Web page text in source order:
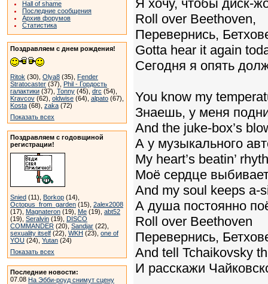
Hall of shame
Последние сообщения
Архив форумов
Статистика
Поздравляем с днем рождения!
Ritok (30), Olya8 (35), Fender
Stratocaster (37), Phil - Гордость
галактики (37), Tonny (45), drc (54),
Kravcov (62), oldwise (64), alpato (67),
Kosta (68), zaka (72)
Показать всех
Поздравляем с годовщиной
регистрации!
Snied (11), Borkop (14),
Octopus_from_garden (15), 2alex2008
(17), Magnateron (19), Me (19), abt52
(19), Seralvin (19), DISCO
COMMANDER (20), Sandjar (22),
sexuality itself (22), WKH (23), one of
YOU (24), Yutan (24)
Показать всех
Последние новости:
07.08 На Эбби-роуд снимут сцену
Я хочу, чтобы диск-
Roll over Beethoven,
Перевернись,
Gotta hear it again
Сегодня я опять
You know my
Знаешь, у меня
And the juke-box’s
А у музыкального
My heart’s beatin’
Моё сердце
And my soul keeps a-
А душа постоянно
Roll over Beethoven
Перевернись,
And tell Tchaikovsky
И расскажи